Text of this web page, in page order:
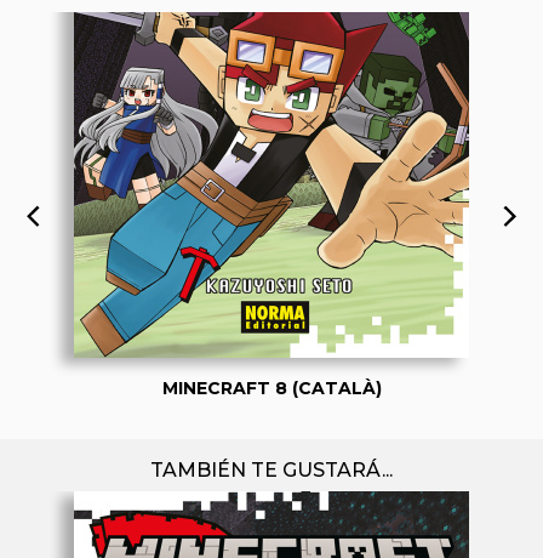
MINECRAFT 8 (CATALÀ)
TAMBIÉN TE GUSTARÁ...